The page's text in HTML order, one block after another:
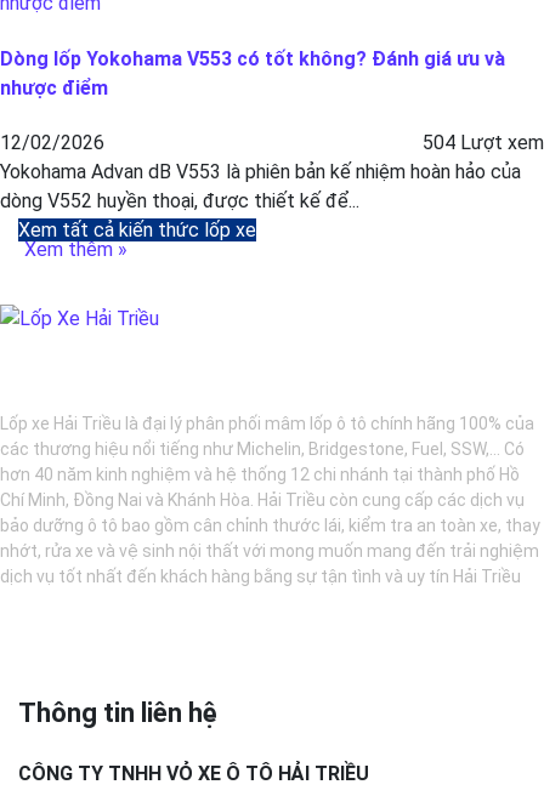
Dòng lốp Yokohama V553 có tốt không? Đánh giá ưu và
nhược điểm
12/02/2026
504 Lượt xem
Yokohama Advan dB V553 là phiên bản kế nhiệm hoàn hảo của
dòng V552 huyền thoại, được thiết kế để...
Xem thêm »
Xem tất cả kiến thức lốp xe
Lốp xe Hải Triều là đại lý phân phối mâm lốp ô tô chính hãng 100% của
các thương hiệu nổi tiếng như Michelin, Bridgestone, Fuel, SSW,... Có
hơn 40 năm kinh nghiệm và hệ thống 12 chi nhánh tại thành phố Hồ
Chí Minh, Đồng Nai và Khánh Hòa. Hải Triều còn cung cấp các dịch vụ
bảo dưỡng ô tô bao gồm cân chỉnh thước lái, kiểm tra an toàn xe, thay
nhớt, rửa xe và vệ sinh nội thất với mong muốn mang đến trải nghiệm
dịch vụ tốt nhất đến khách hàng bằng sự tận tình và uy tín Hải Triều
Thông tin liên hệ
CÔNG TY TNHH VỎ XE Ô TÔ HẢI TRIỀU